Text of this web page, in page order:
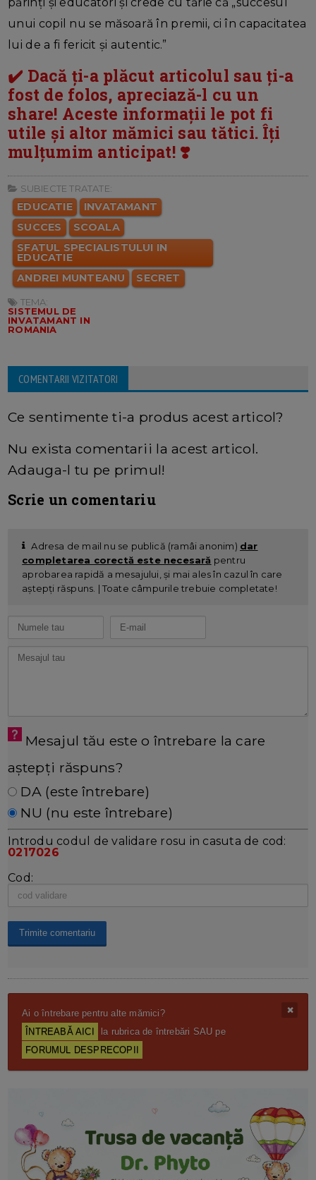
unui copil nu se măsoară în premii, ci în capacitatea
lui de a fi fericit și autentic.”
✔️ Dacă ți-a plăcut articolul sau ți-a
fost de folos, apreciază-l cu un
share! Aceste informații le pot fi
utile și altor mămici sau tătici. Îți
mulțumim anticipat! ❣️
SUBIECTE TRATATE:
EDUCATIE
INVATAMANT
SUCCES
SCOALA
SFATUL SPECIALISTULUI IN
EDUCATIE
ANDREI MUNTEANU
SECRET
TEMA:
SISTEMUL DE
INVATAMANT IN
ROMANIA
COMENTARII VIZITATORI
Ce sentimente ti-a produs acest articol?
Nu exista comentarii la acest articol.
Adauga-l tu pe primul!
Scrie un comentariu
Adresa de mail nu se publică (ramâi anonim) dar
completarea corectă este necesară pentru
aprobarea rapidă a mesajului, și mai ales în cazul în care
aștepți răspuns. | Toate câmpurile trebuie completate!
Mesajul tău este o întrebare la care
aștepți răspuns?
DA (este întrebare)
NU (nu este întrebare)
Introdu codul de validare rosu in casuta de cod:
0217026
Cod:
Ai o întrebare pentru alte mămici?
ÎNTREABĂ AICI
la rubrica de întrebări SAU pe
FORUMUL DESPRECOPII